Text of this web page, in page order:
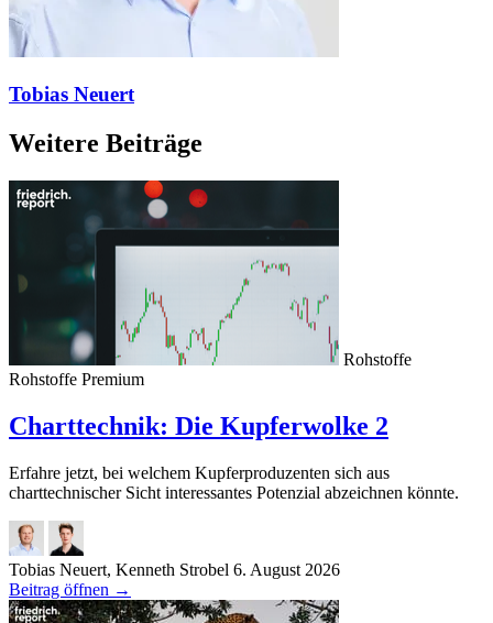
Tobias Neuert
Weitere Beiträge
Rohstoffe
Rohstoffe Premium
Charttechnik: Die Kupferwolke 2
Erfahre jetzt, bei welchem Kupferproduzenten sich aus
charttechnischer Sicht interessantes Potenzial abzeichnen könnte.
Tobias Neuert, Kenneth Strobel 6. August 2026
Beitrag öffnen →